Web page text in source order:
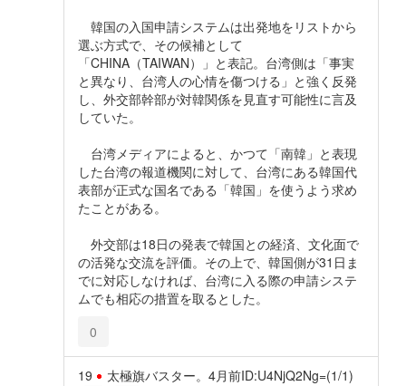
韓国の入国申請システムは出発地をリストから
選ぶ方式で、その候補として
「CHINA（TAIWAN）」と表記。台湾側は「事実
と異なり、台湾人の心情を傷つける」と強く反発
し、外交部幹部が対韓関係を見直す可能性に言及
していた。
台湾メディアによると、かつて「南韓」と表現
した台湾の報道機関に対して、台湾にある韓国代
表部が正式な国名である「韓国」を使うよう求め
たことがある。
外交部は18日の発表で韓国との経済、文化面で
の活発な交流を評価。その上で、韓国側が31日ま
でに対応しなければ、台湾に入る際の申請システ
ムでも相応の措置を取るとした。
0
19 太極旗バスター。 4月前ID:U4NjQ2Ng=(1/1)